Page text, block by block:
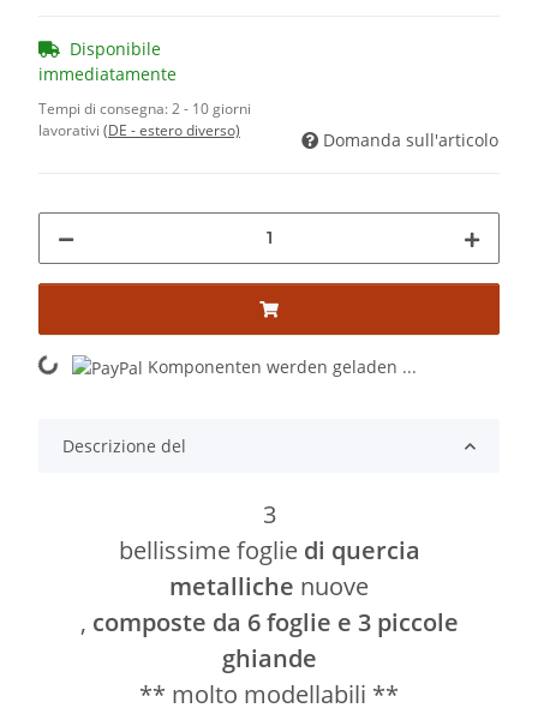
Disponibile
immediatamente
Tempi di consegna:2 - 10 giorni
lavorativi (DE - estero diverso) Domanda sull'articolo
Loading... Komponenten werden geladen ...
Descrizione del
3
bellissime foglie di quercia
metalliche nuove
, composte da 6 foglie e 3 piccole
ghiande
** molto modellabili **